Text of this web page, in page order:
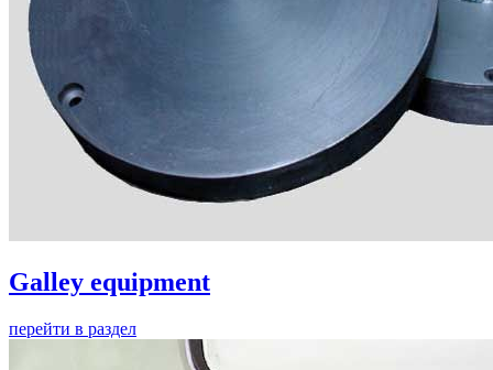
Galley equipment
перейти в раздел